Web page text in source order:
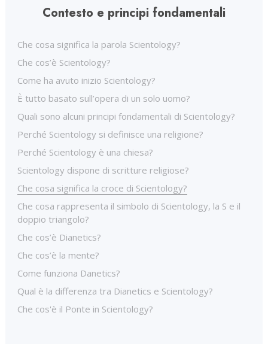
Contesto e principi fondamentali
Che cosa significa la parola Scientology?
Che cos’è Scientology?
Come ha avuto inizio Scientology?
È tutto basato sull’opera di un solo uomo?
Quali sono alcuni principi fondamentali di Scientology?
Perché Scientology si definisce una religione?
Perché Scientology è una chiesa?
Scientology dispone di scritture religiose?
Che cosa significa la croce di Scientology?
Che cosa rappresenta il simbolo di Scientology, la S e il
doppio triangolo?
Che cos’è Dianetics?
Che cos’è la mente?
Come funziona Danetics?
Qual è la differenza tra Dianetics e Scientology?
Che cos'è il Ponte in Scientology?